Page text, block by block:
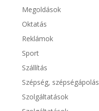
Megoldások
Oktatás
Reklámok
Sport
Szállítás
Szépség, szépségápolás
Szolgáltatások